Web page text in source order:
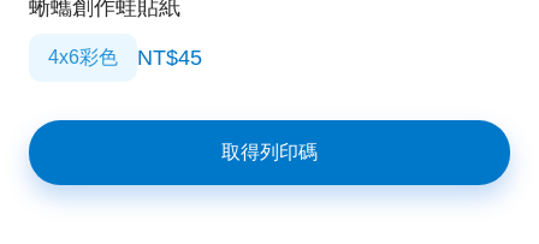
蜥蠵創作蛙貼紙
4x6彩色 NT$45
取得列印碼